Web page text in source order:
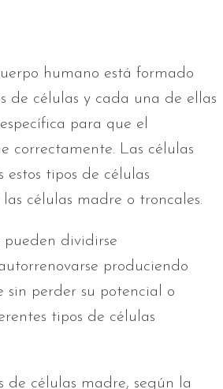
humano está formado
de células y cada una de ellas
para que el
correctamente. Las células
tipos de células
las células madre o troncales.
pueden dividirse
produciendo
sin perder su potencial o
tipos de células
de células madre, según la